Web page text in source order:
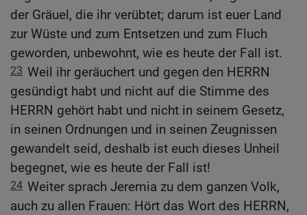
der Gräuel, die ihr verübtet; darum ist euer Land
zur Wüste und zum Entsetzen und zum Fluch
geworden, unbewohnt, wie es heute der Fall ist.
23 Weil ihr geräuchert und gegen den HERRN
gesündigt habt und nicht auf die Stimme des
HERRN gehört habt und nicht in seinem Gesetz,
in seinen Ordnungen und in seinen Zeugnissen
gewandelt seid, deshalb ist euch dieses Unheil
begegnet, wie es heute der Fall ist!
24 Weiter sprach Jeremia zu dem ganzen Volk,
auch zu allen Frauen: Hört das Wort des HERRN,